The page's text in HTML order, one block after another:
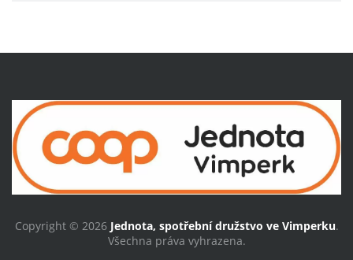
Copyright © 2026 Jednota, spotřební družstvo ve Vimperku.
Všechna práva vyhrazena.